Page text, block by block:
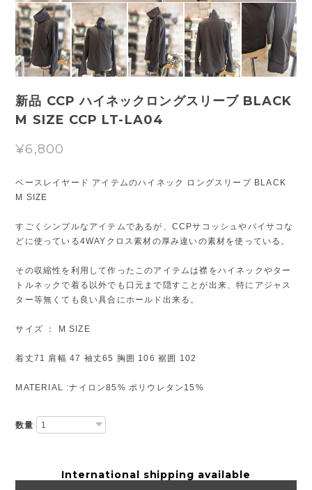
新品 CCP ハイネックロングスリーブ BLACK
M SIZE CCP LT-LA04
¥6,800
ベースレイヤード アイテムのハイネック ロングスリーブ BLACK
M SIZE
すごくシンプルなアイテムであるが、CCPサコッシュやバイサコな
どに使っている4WAYクロス素材の厚み違いの素材を使っている。
その収縮性を利用して作ったこのアイテムは襟をハイネックやター
トルネックで着る以外でも口元まで隠すことが出来、特にアジャス
ター等無くても良い具合にホールド出来る。
サイズ ： M SIZE
着丈71 肩幅 47 袖丈65 胸囲 106 裾囲 102
MATERIAL :ナイロン85% ポリウレタン15%
数量
International shipping available